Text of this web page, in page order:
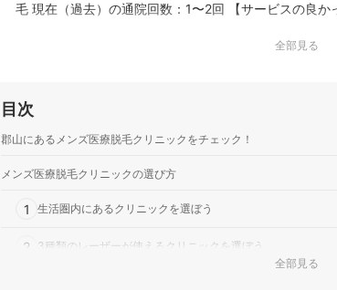
毛 現在（過去）の通院回数：1〜2回 【サービスの良かった点】 アミュプラザみやざき内という立地の良
全部見る
目次
郡山にあるメンズ医療脱毛クリニックをチェック！
メンズ医療脱毛クリニックの選び方
1 生活圏内にあるクリニックを選ぼう
2 3種類のレーザーが使えるクリニックを選ぼう
全部見る